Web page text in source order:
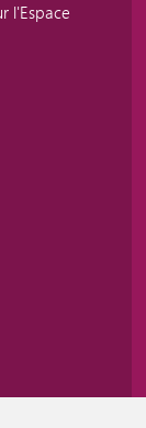
l'Espace